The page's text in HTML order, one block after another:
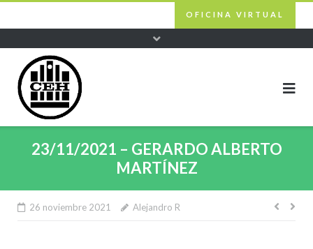
OFICINA VIRTUAL
23/11/2021 – GERARDO ALBERTO
MARTÍNEZ
26 noviembre 2021 Alejandro R